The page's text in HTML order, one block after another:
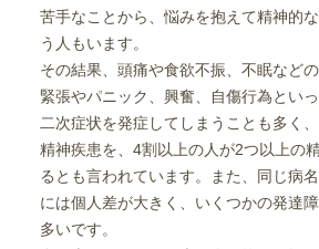
苦手なことから、悩みを抱えて精神的
う人もいます。
その結果、頭痛や食欲不振、不眠などの
緊張やパニック、興奮、自傷行為とい
二次症状を発症してしまうことも多く
精神疾患を、4割以上の人が2つ以上の
るとも言われています。また、同じ病
には個人差が大きく、いくつかの発達
多いです。